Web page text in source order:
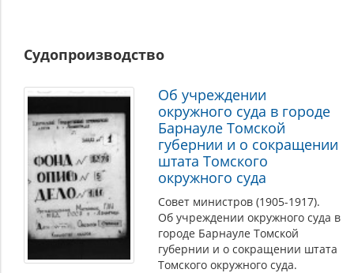
Судопроизводство
Об учреждении
окружного суда в городе
Барнауле Томской
губернии и о сокращении
штата Томского
окружного суда
Совет министров (1905-1917).
Об учреждении окружного суда в
городе Барнауле Томской
губернии и о сокращении штата
Томского окружного суда.